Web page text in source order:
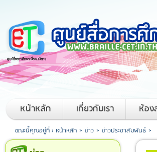
หน้าหลัก เกี่ยวกับเรา ห้อ
ขณะนี้คุณอยู่ที่ › หน้าหลัก > ข่าว > ข่าวประชาสัมพันธ์ >